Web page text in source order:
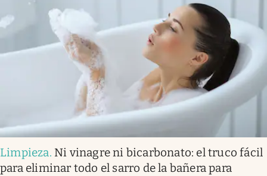
Limpieza. Ni vinagre ni bicarbonato: el truco fácil
para eliminar todo el sarro de la bañera para